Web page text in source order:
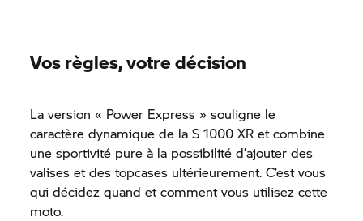
Vos règles, votre décision
La version « Power Express » souligne le
caractère dynamique de la S 1000 XR et combine
une sportivité pure à la possibilité d’ajouter des
valises et des topcases ultérieurement. C’est vous
qui décidez quand et comment vous utilisez cette
moto.